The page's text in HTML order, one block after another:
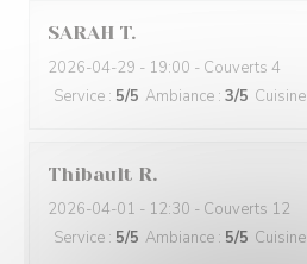
SARAH T
2026-04-29 - 19:00 - Couverts 4
Service : 5/5 Ambiance : 3/5 Cuisine
Thibault R
2026-04-01 - 12:30 - Couverts 12
Service : 5/5 Ambiance : 5/5 Cuisine